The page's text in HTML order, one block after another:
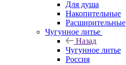
Для душа
Накопительные
Расширительные
Чугунное литье
Назад
Чугунное литье
Россия